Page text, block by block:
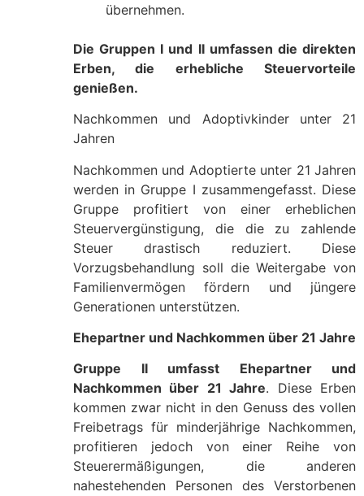
übernehmen.
Die Gruppen I und II umfassen die direkten
Erben, die erhebliche Steuervorteile
genießen.
Nachkommen und Adoptivkinder unter 21
Jahren
Nachkommen und Adoptierte unter 21 Jahren
werden in Gruppe I zusammengefasst. Diese
Gruppe profitiert von einer erheblichen
Steuervergünstigung, die die zu zahlende
Steuer drastisch reduziert. Diese
Vorzugsbehandlung soll die Weitergabe von
Familienvermögen fördern und jüngere
Generationen unterstützen.
Ehepartner und Nachkommen über 21 Jahre
Gruppe II umfasst Ehepartner und
Nachkommen über 21 Jahre. Diese Erben
kommen zwar nicht in den Genuss des vollen
Freibetrags für minderjährige Nachkommen,
profitieren jedoch von einer Reihe von
Steuerermäßigungen, die anderen
nahestehenden Personen des Verstorbenen